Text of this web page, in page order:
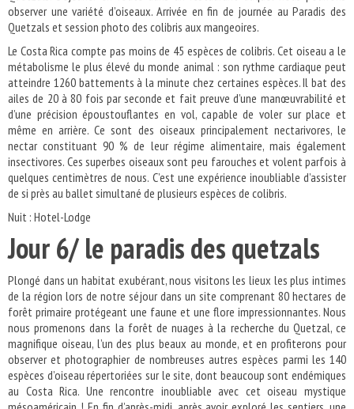
observer une variété d’oiseaux. Arrivée en fin de journée au Paradis des
Quetzals et session photo des colibris aux mangeoires.
Le Costa Rica compte pas moins de 45 espèces de colibris. Cet oiseau a le
métabolisme le plus élevé du monde animal : son rythme cardiaque peut
atteindre 1260 battements à la minute chez certaines espèces. Il bat des
ailes de 20 à 80 fois par seconde et fait preuve d’une manœuvrabilité et
d’une précision époustouflantes en vol, capable de voler sur place et
même en arrière. Ce sont des oiseaux principalement nectarivores, le
nectar constituant 90 % de leur régime alimentaire, mais également
insectivores. Ces superbes oiseaux sont peu farouches et volent parfois à
quelques centimètres de nous. C’est une expérience inoubliable d’assister
de si près au ballet simultané de plusieurs espèces de colibris.
Nuit : Hotel-Lodge
Jour 6/ le paradis des quetzals
Plongé dans un habitat exubérant, nous visitons les lieux les plus intimes
de la région lors de notre séjour dans un site comprenant 80 hectares de
forêt primaire protégeant une faune et une flore impressionnantes. Nous
nous promenons dans la forêt de nuages ​​à la recherche du Quetzal, ce
magnifique oiseau, l’un des plus beaux au monde, et en profiterons pour
observer et photographier de nombreuses autres espèces parmi les 140
espèces d’oiseau répertoriées sur le site, dont beaucoup sont endémiques
au Costa Rica. Une rencontre inoubliable avec cet oiseau mystique